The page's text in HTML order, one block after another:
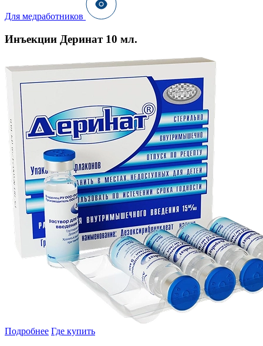
Для медработников
Инъекции Деринат 10 мл.
Подробнее Где купить